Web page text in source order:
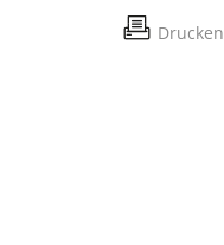
Drucken